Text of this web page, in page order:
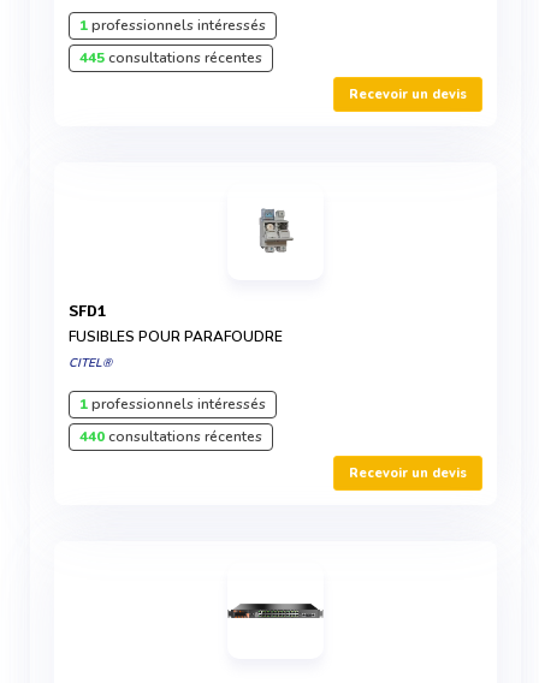
1professionnels intéressés
445consultations récentes
Recevoir un devis
SFD1
FUSIBLES POUR PARAFOUDRE
CITEL®
1professionnels intéressés
440consultations récentes
Recevoir un devis